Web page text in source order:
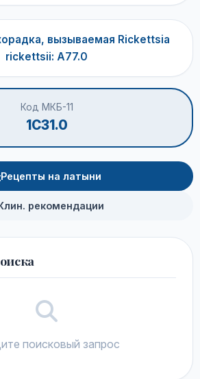
вызываемая Rickettsia
rickettsii: A77.0
Код МКБ-11
1C31.0
Рецепты на латыни
рекомендации
поисковый запрос